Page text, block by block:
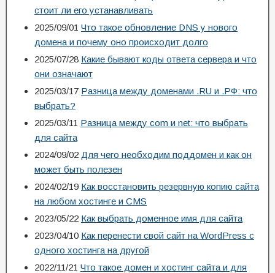
стоит ли его устанавливать
2025/09/01 Что такое обновление DNS у нового
домена и почему оно происходит долго
2025/07/28 Какие бывают коды ответа сервера и что
они означают
2025/03/17 Разница между доменами .RU и .РФ: что
выбрать?
2025/03/11 Разница между com и net: что выбрать
для сайта
2024/09/02 Для чего необходим поддомен и как он
может быть полезен
2024/02/19 Как восстановить резервную копию сайта
на любом хостинге и CMS
2023/05/22 Как выбрать доменное имя для сайта
2023/04/10 Как перенести свой сайт на WordPress с
одного хостинга на другой
2022/11/21 Что такое домен и хостинг сайта и для